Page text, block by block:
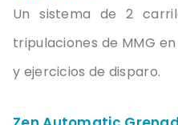
Un sistema de 2
tripulaciones de MMG en
y ejercicios de disparo.